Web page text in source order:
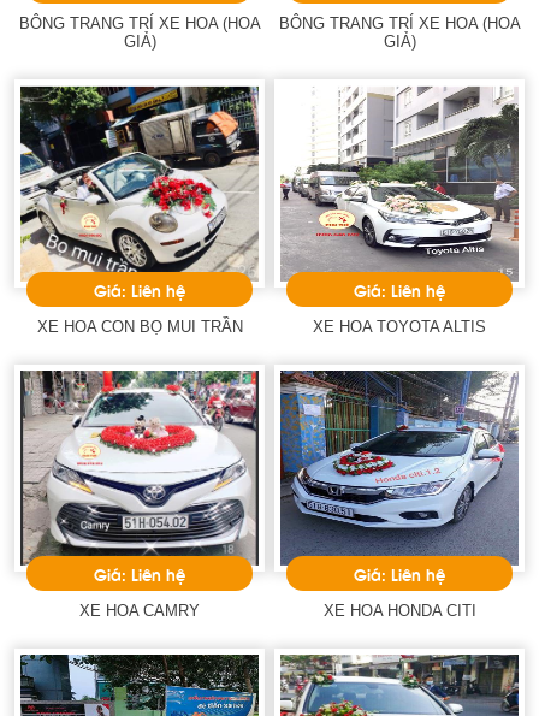
BÔNG TRANG TRÍ XE HOA (HOA
GIẢ)
BÔNG TRANG TRÍ XE HOA (HOA
GIẢ)
Giá: Liên hệ
XE HOA CON BỌ MUI TRẦN
Giá: Liên hệ
XE HOA TOYOTA ALTIS
Giá: Liên hệ
XE HOA CAMRY
Giá: Liên hệ
XE HOA HONDA CITI